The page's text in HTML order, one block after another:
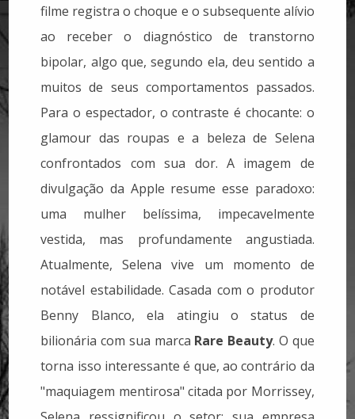
filme registra o choque e o subsequente alívio
ao receber o diagnóstico de transtorno
bipolar, algo que, segundo ela, deu sentido a
muitos de seus comportamentos passados.
Para o espectador, o contraste é chocante: o
glamour das roupas e a beleza de Selena
confrontados com sua dor. A imagem de
divulgação da Apple resume esse paradoxo:
uma mulher belíssima, impecavelmente
vestida, mas profundamente angustiada.
Atualmente, Selena vive um momento de
notável estabilidade. Casada com o produtor
Benny Blanco, ela atingiu o status de
bilionária com sua marca Rare Beauty. O que
torna isso interessante é que, ao contrário da
"maquiagem mentirosa" citada por Morrissey,